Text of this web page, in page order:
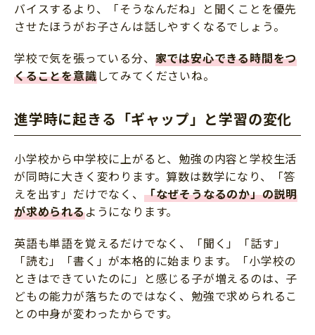
バイスするより、「そうなんだね」と聞くことを優先
させたほうがお子さんは話しやすくなるでしょう。
学校で気を張っている分、 家では安心できる時間をつ
くることを意識してみてくださいね。
進学時に起きる「ギャップ」と学習の変化
小学校から中学校に上がると、勉強の内容と学校生活
が同時に大きく変わります。算数は数学になり、「答
えを出す」だけでなく、 「なぜそうなるのか」の説明
が求められるようになります。
英語も単語を覚えるだけでなく、「聞く」「話す」
「読む」「書く」が本格的に始まります。「小学校の
ときはできていたのに」と感じる子が増えるのは、子
どもの能力が落ちたのではなく、勉強で求められるこ
との中身が変わったからです。